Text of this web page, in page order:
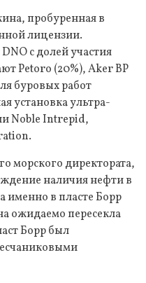
пробуренная в
лицензии.
с долей участия
Petoro (20%), Aker BP
буровых работ
установка ультра-
Noble Intrepid,
морского директората,
наличия нефти в
именно в пласте Борр
ожидаемо пересекла
Борр был